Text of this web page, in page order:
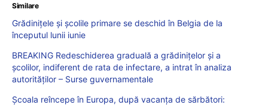
Similare
Grădinițele și școlile primare se deschid în Belgia de la
începutul lunii iunie
BREAKING Redeschiderea graduală a grădinițelor și a
școlilor, indiferent de rata de infectare, a intrat în analiza
autorităților – Surse guvernamentale
Școala reîncepe în Europa, după vacanța de sărbători: